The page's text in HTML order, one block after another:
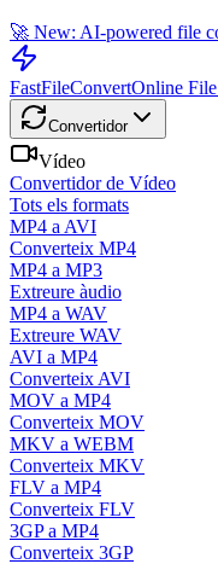
🚀 New: AI-powered file
FastFileConvertOnline
Convertidor
Vídeo
Convertidor de Vídeo
Tots els formats
MP4 a AVI
Converteix MP4
MP4 a MP3
Extreure àudio
MP4 a WAV
Extreure WAV
AVI a MP4
Converteix AVI
MOV a MP4
Converteix MOV
MKV a WEBM
Converteix MKV
FLV a MP4
Converteix FLV
3GP a MP4
Converteix 3GP